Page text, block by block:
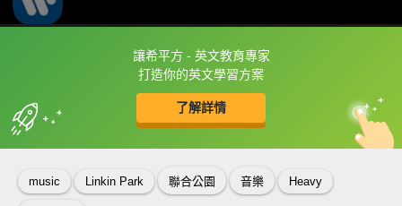
讓希平方 - 英文教育專家
打造你的英文學習方案
了解詳情
框選或點兩下字幕可以直接查字典喔！
收錄佳句 中
英
music Linkin Park 聯合公園 音樂 Heavy